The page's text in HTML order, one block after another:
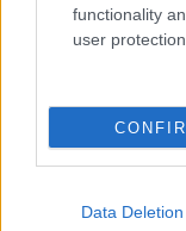
functionality
user protection.
Data Deletion
MILLIE BOBBY BROWN